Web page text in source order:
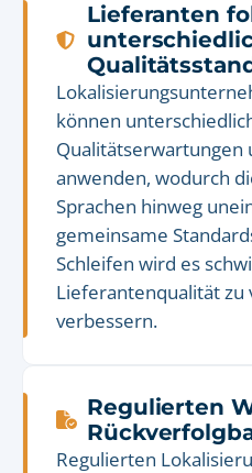
Lieferanten
können
Qualitätserwartungen
anwenden, wodurch
Sprachen hinweg
gemeinsame
Schleifen wird es
Lieferantenqualität zu
verbessern.
Regulierten
Regulierten